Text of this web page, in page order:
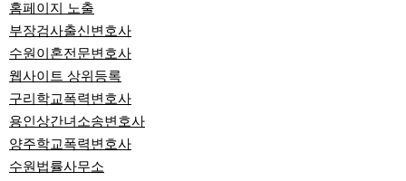
홈페이지 노출
부장검사출신변호사
수원이혼전문변호사
웹사이트 상위등록
구리학교폭력변호사
용인상간녀소송변호사
양주학교폭력변호사
수원법률사무소